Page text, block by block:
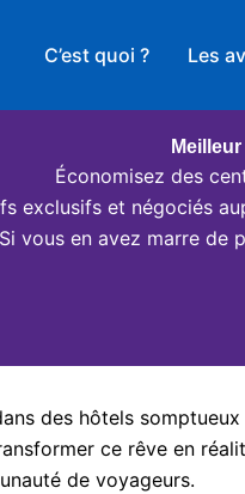
C’est quoi ? Les
Économisez des
exclusifs et négociés
Si vous en avez marre de
des hôtels
ce rêve en
de voyageurs.